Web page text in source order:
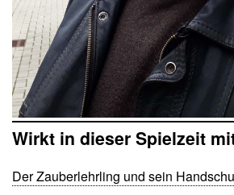
Wirkt in dieser Spielzeit
Der Zauberlehrling und sein